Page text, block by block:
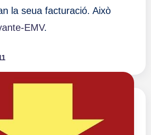
la seua facturació. Això
EMV.